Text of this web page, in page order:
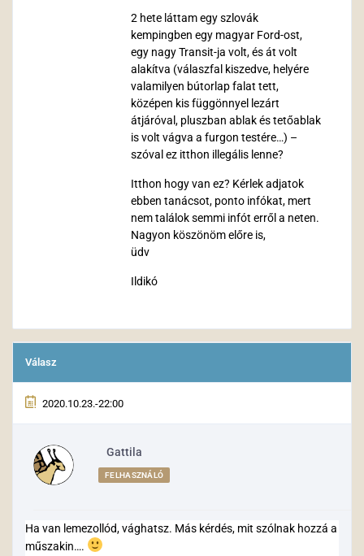
2 hete láttam egy szlovák
kempingben egy magyar Ford-ost,
egy nagy Transit-ja volt, és át volt
alakítva (válaszfal kiszedve, helyére
valamilyen bútorlap falat tett,
középen kis függönnyel lezárt
átjáróval, pluszban ablak és tetőablak
is volt vágva a furgon testére…) –
szóval ez itthon illegális lenne?
Itthon hogy van ez? Kérlek adjatok
ebben tanácsot, ponto infókat, mert
nem találok semmi infót erről a neten.
Nagyon köszönöm előre is,
üdv
Ildikó
Válasz
2020.10.23.-22:00
Gattila
FELHASZNÁLÓ
Ha van lemezollód, vághatsz. Más kérdés, mit szólnak hozzá a
műszakin….